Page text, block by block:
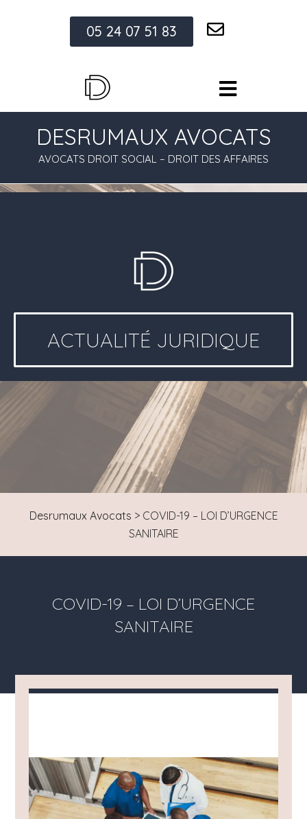
05 24 07 51 83
DESRUMAUX AVOCATS
AVOCATS DROIT SOCIAL – DROIT DES AFFAIRES
ACTUALITÉ JURIDIQUE
Desrumaux Avocats > COVID-19 – LOI D’URGENCE
SANITAIRE
COVID-19 – LOI D’URGENCE
SANITAIRE